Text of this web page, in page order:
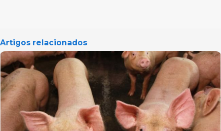
Artigos relacionados